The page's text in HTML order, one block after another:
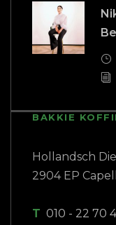
BAKKIE
Hollandsch
2904 EP
T 010 - 22 70